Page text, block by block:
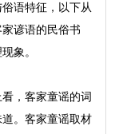
语特征，以下从
谚语的民俗书
象。
，客家童谣的词
。客家童谣取材